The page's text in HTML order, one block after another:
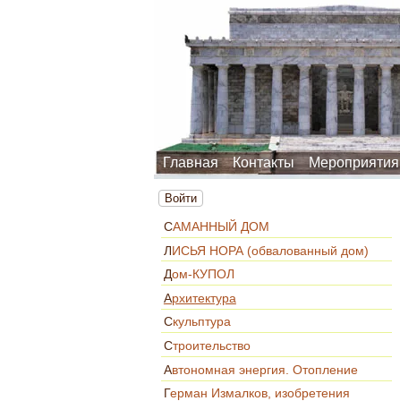
Главная Контакты Мероприятия
Войти
САМАННЫЙ ДОМ
ЛИСЬЯ НОРА (обвалованный дом)
Дом-КУПОЛ
Архитектура
Скульптура
Строительство
Автономная энергия. Отопление
Герман Измалков, изобретения